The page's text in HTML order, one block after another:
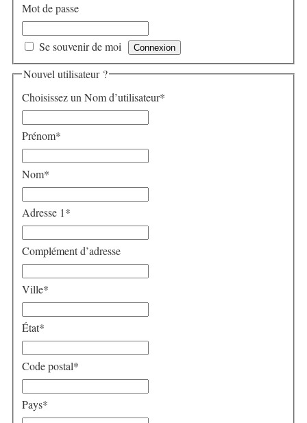
Mot de passe
Se souvenir de moi
Nouvel utilisateur ?
Choisissez un Nom d’utilisateur*
Prénom*
Nom*
Adresse 1*
Complément d’adresse
Ville*
État*
Code postal*
Pays*